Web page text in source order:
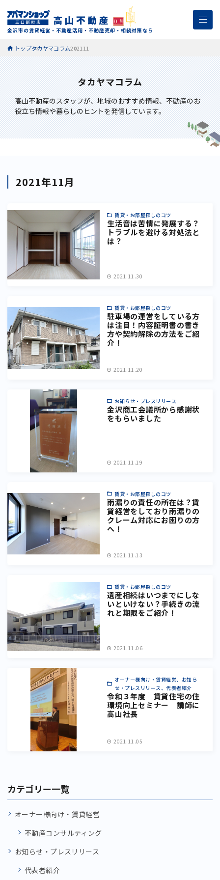
金沢市の賃貸経営・不動産活用・不動産売却・相続対策なら
トップタカヤマコラム202111
タカヤマコラム
高山不動産のスタッフが、地域のおすすめ情報、不動産のお
役立ち情報や暮らしのヒントを発信しています。
2021年11月
賃貸・お部屋探しのコツ
生活音は苦情に発展する？
トラブルを避ける対処法と
は？
2021.11.30
賃貸・お部屋探しのコツ
駐車場の運営をしている方
は注目！内容証明書の書き
方や契約解除の方法をご紹
介！
2021.11.20
お知らせ・プレスリリース
金沢商工会議所から感謝状
をもらいました
2021.11.19
賃貸・お部屋探しのコツ
雨漏りの責任の所在は？賃
貸経営をしており雨漏りの
クレーム対応にお困りの方
へ！
2021.11.13
賃貸・お部屋探しのコツ
遺産相続はいつまでにしな
いといけない？手続きの流
れと期限をご紹介！
2021.11.06
オーナー様向け・賃貸経営、お知ら
せ・プレスリリース、代表者紹介
令和３年度 賃貸住宅の住
環境向上セミナー 講師に
高山社長
2021.11.05
カテゴリー一覧
オーナー様向け・賃貸経営
不動産コンサルティング
お知らせ・プレスリリース
代表者紹介